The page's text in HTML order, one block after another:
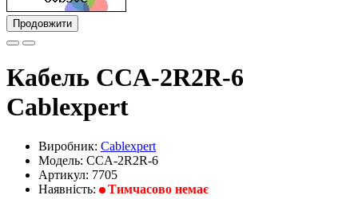
Продовжити
Кабель CCA-2R2R-6
Cablexpert
Виробник: Cablexpert
Модель: CCA-2R2R-6
Артикул: 7705
Наявність:
Тимчасово немає